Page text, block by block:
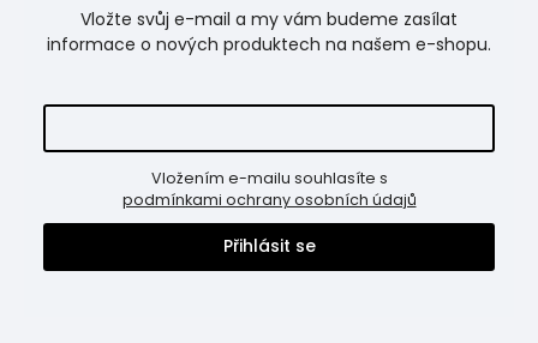
Vložte svůj e-mail a my vám budeme zasílat
informace o nových produktech na našem e-shopu.
podmínkami ochrany osobních údajů
Přihlásit se